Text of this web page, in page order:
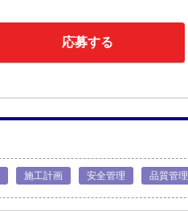
応募する
施工計画 安全管理 品質管理